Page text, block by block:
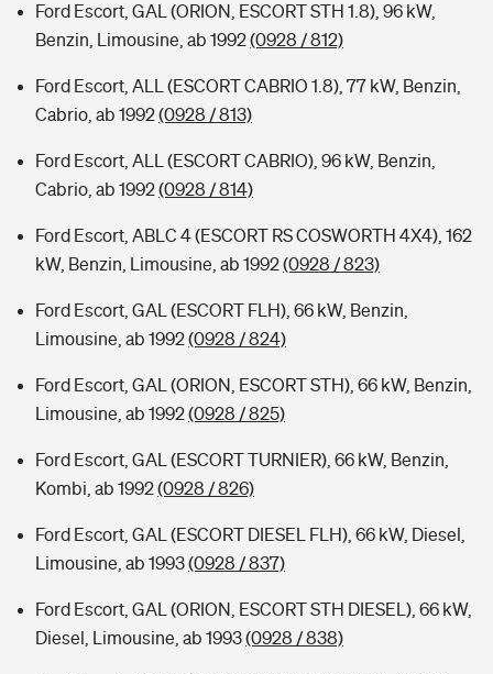
Ford Escort, GAL (ORION, ESCORT STH 1.8), 96 kW,
Benzin, Limousine, ab 1992(0928 / 812)
Ford Escort, ALL (ESCORT CABRIO 1.8), 77 kW, Benzin,
Cabrio, ab 1992(0928 / 813)
Ford Escort, ALL (ESCORT CABRIO), 96 kW, Benzin,
Cabrio, ab 1992(0928 / 814)
Ford Escort, ABLC 4 (ESCORT RS COSWORTH 4X4), 162
kW, Benzin, Limousine, ab 1992(0928 / 823)
Ford Escort, GAL (ESCORT FLH), 66 kW, Benzin,
Limousine, ab 1992(0928 / 824)
Ford Escort, GAL (ORION, ESCORT STH), 66 kW, Benzin,
Limousine, ab 1992(0928 / 825)
Ford Escort, GAL (ESCORT TURNIER), 66 kW, Benzin,
Kombi, ab 1992(0928 / 826)
Ford Escort, GAL (ESCORT DIESEL FLH), 66 kW, Diesel,
Limousine, ab 1993(0928 / 837)
Ford Escort, GAL (ORION, ESCORT STH DIESEL), 66 kW,
Diesel, Limousine, ab 1993(0928 / 838)